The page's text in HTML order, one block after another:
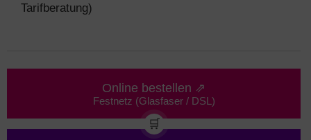
Tarifberatung)
Online bestellen ⇗
Festnetz (Glasfaser / DSL)
🛒